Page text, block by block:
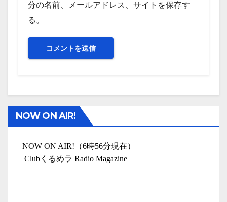
分の名前、メールアドレス、サイトを保存す
る。
NOW ON AIR!